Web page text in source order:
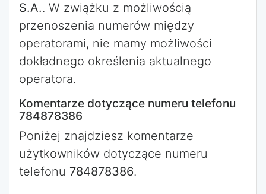
S.A.. W zwiążku z możliwością
przenoszenia numerów między
operatorami, nie mamy możliwości
dokładnego określenia aktualnego
operatora.
Komentarze dotyczące numeru telefonu
784878386
Poniżej znajdziesz komentarze
użytkowników dotyczące numeru
telefonu 784878386.